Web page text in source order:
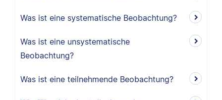
Was ist eine systematische Beobachtung?
Was ist eine unsystematische
Beobachtung?
Was ist eine teilnehmende Beobachtung?